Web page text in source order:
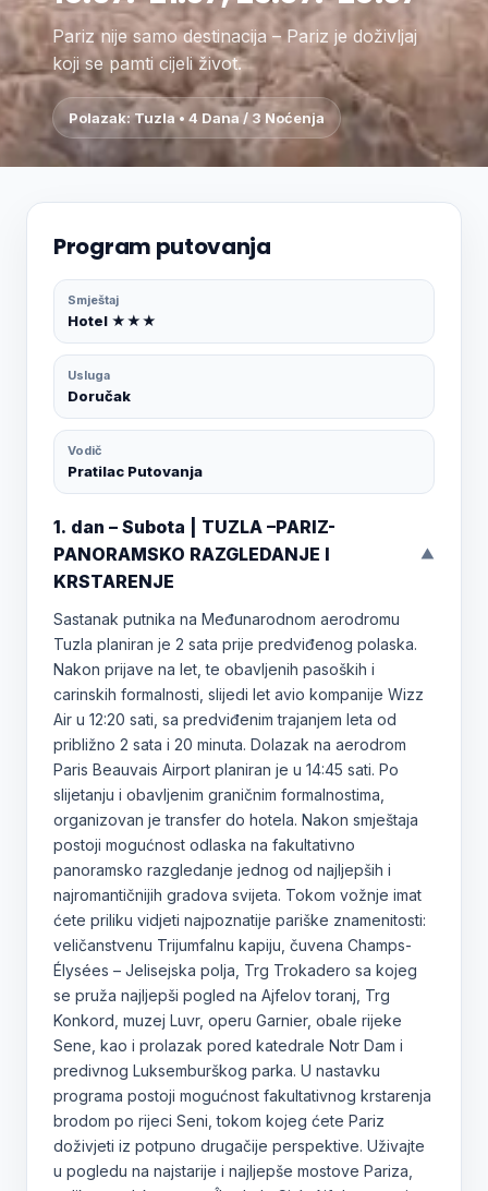
Pariz nije samo destinacija – Pariz je doživljaj
koji se pamti cijeli život.
Polazak: Tuzla • 4 Dana / 3 Noćenja
Program putovanja
Smještaj
Hotel ★★★
Usluga
Doručak
Vodič
Pratilac Putovanja
1. dan – Subota | TUZLA –PARIZ-
PANORAMSKO RAZGLEDANJE I
KRSTARENJE
▼
Sastanak putnika na Međunarodnom aerodromu
Tuzla planiran je 2 sata prije predviđenog polaska.
Nakon prijave na let, te obavljenih pasoških i
carinskih formalnosti, slijedi let avio kompanije Wizz
Air u 12:20 sati, sa predviđenim trajanjem leta od
približno 2 sata i 20 minuta. Dolazak na aerodrom
Paris Beauvais Airport planiran je u 14:45 sati. Po
slijetanju i obavljenim graničnim formalnostima,
organizovan je transfer do hotela. Nakon smještaja
postoji mogućnost odlaska na fakultativno
panoramsko razgledanje jednog od najljepših i
najromantičnijih gradova svijeta. Tokom vožnje imat
ćete priliku vidjeti najpoznatije pariške znamenitosti:
veličanstvenu Trijumfalnu kapiju, čuvena Champs-
Élysées – Jelisejska polja, Trg Trokadero sa kojeg
se pruža najljepši pogled na Ajfelov toranj, Trg
Konkord, muzej Luvr, operu Garnier, obale rijeke
Sene, kao i prolazak pored katedrale Notr Dam i
predivnog Luksemburškog parka. U nastavku
programa postoji mogućnost fakultativnog krstarenja
brodom po rijeci Seni, tokom kojeg ćete Pariz
doživjeti iz potpuno drugačije perspektive. Uživajte
u pogledu na najstarije i najljepše mostove Pariza,